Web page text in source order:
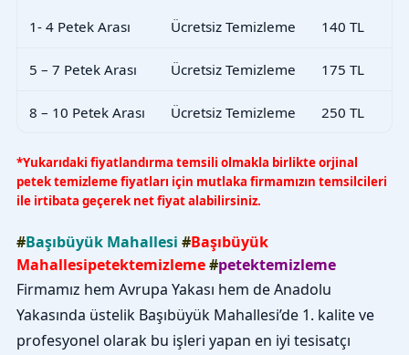
1- 4 Petek Arası Ücretsiz Temizleme 140 TL
5 – 7 Petek Arası Ücretsiz Temizleme 175 TL
8 – 10 Petek Arası Ücretsiz Temizleme 250 TL
*Yukarıdaki fiyatlandırma temsili olmakla birlikte orjinal
petek temizleme fiyatları için mutlaka firmamızın temsilcileri
ile irtibata geçerek net fiyat alabilirsiniz.
#Başıbüyük Mahallesi #Başıbüyük
Mahallesipetektemizleme#petektemizleme
Firmamız hem Avrupa Yakası hem de Anadolu
Yakasında üstelik Başıbüyük Mahallesi’de 1. kalite ve
profesyonel olarak bu işleri yapan en iyi tesisatçı